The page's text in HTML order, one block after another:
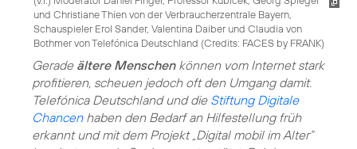
und Christiane Thien von der Verbraucherzentrale Bayern,
Schauspieler Erol Sander, Valentina Daiber und Claudia von
Bothmer von Telefónica Deutschland (Credits: FACES by FRANK)
Gerade ältere Menschenkönnen vom Internet stark
profitieren, scheuen jedoch oft den Umgang damit.
Telefónica Deutschland und die Stiftung Digitale
Chancenhaben den Bedarf an Hilfestellung früh
erkannt und mit dem Projekt „Digital mobil im Alter“